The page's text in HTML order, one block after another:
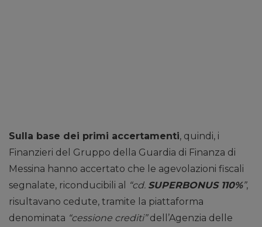
Sulla base dei primi accertamenti, quindi, i
Finanzieri del Gruppo della Guardia di Finanza di
Messina hanno accertato che le agevolazioni fiscali
segnalate, riconducibili al
“cd. SUPERBONUS 110%”,
risultavano cedute, tramite la piattaforma
denominata “cessione crediti”dell’Agenzia delle